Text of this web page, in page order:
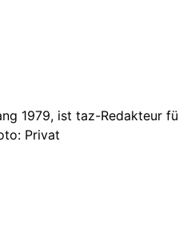
1979, ist taz-Redakteur
Privat